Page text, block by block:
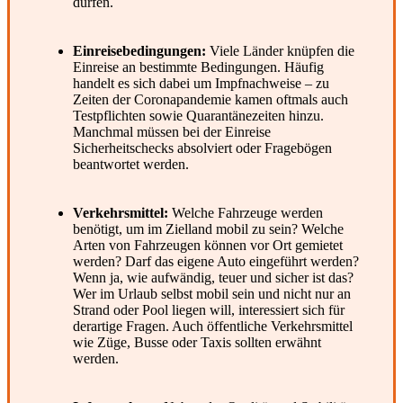
Einreisebedingungen: Viele Länder knüpfen die
Einreise an bestimmte Bedingungen. Häufig
handelt es sich dabei um Impfnachweise – zu
Zeiten der Coronapandemie kamen oftmals auch
Testpflichten sowie Quarantänezeiten hinzu.
Manchmal müssen bei der Einreise
Sicherheitschecks absolviert oder Fragebögen
beantwortet werden.
Verkehrsmittel: Welche Fahrzeuge werden
benötigt, um im Zielland mobil zu sein? Welche
Arten von Fahrzeugen können vor Ort gemietet
werden? Darf das eigene Auto eingeführt werden?
Wenn ja, wie aufwändig, teuer und sicher ist das?
Wer im Urlaub selbst mobil sein und nicht nur an
Strand oder Pool liegen will, interessiert sich für
derartige Fragen. Auch öffentliche Verkehrsmittel
wie Züge, Busse oder Taxis sollten erwähnt
werden.